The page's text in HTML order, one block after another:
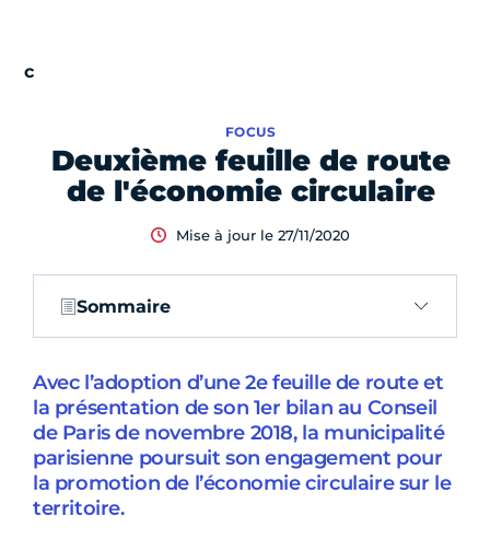
Deuxième feuille de route
de l'économie circulaire
FOCUS
Mise à jour le 27/11/2020
Sommaire
Avec l’adoption d’une 2e feuille de route et
la présentation de son 1er bilan au Conseil
de Paris de novembre 2018, la municipalité
parisienne poursuit son engagement pour
la promotion de l’économie circulaire sur le
territoire.